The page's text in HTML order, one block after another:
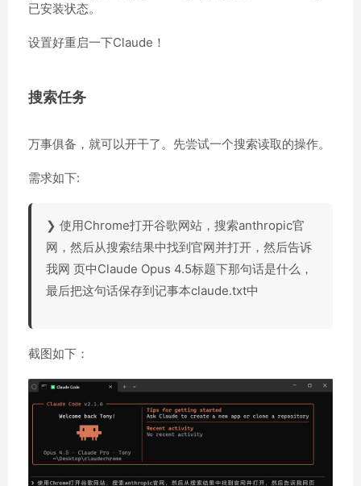
已安装状态。
设置好重启一下Claude！
搜索任务
万事俱备，就可以开干了。先尝试一个搜索读取的操作。
需求如下:
❯ 使用Chrome打开谷歌网站，搜索anthropic官
网，然后从搜索结果中找到官网并打开，然后告诉
我网 页中Claude Opus 4.5标题下那句话是什么，
最后把这句话保存到记事本claude.txt中
截图如下：